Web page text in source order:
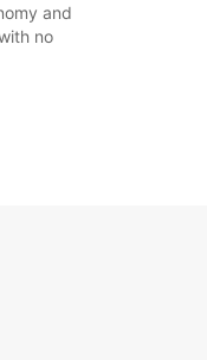
and
no